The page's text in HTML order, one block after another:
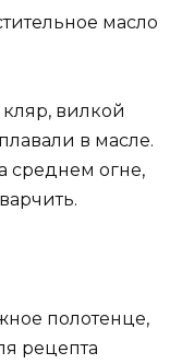
масло
вилкой
в масле.
среднем огне,
полотенце,
рецепта